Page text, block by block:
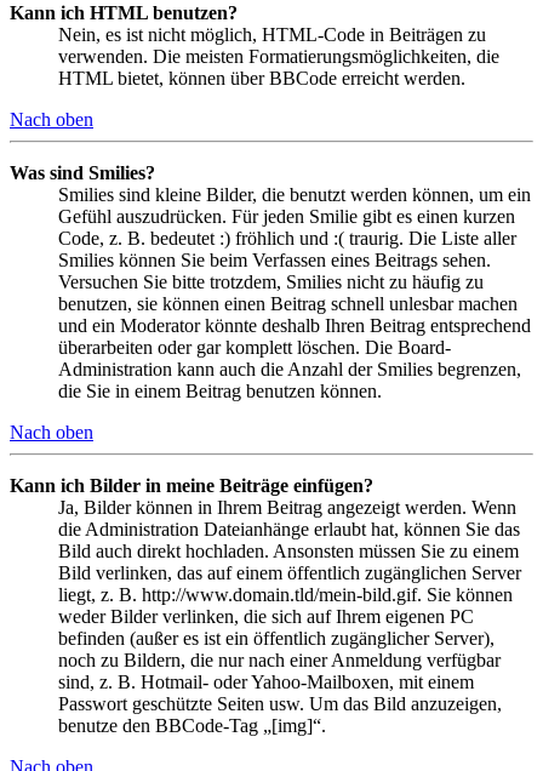
Kann ich HTML benutzen?
Nein, es ist nicht möglich, HTML-Code in Beiträgen zu
verwenden. Die meisten Formatierungsmöglichkeiten, die
HTML bietet, können über BBCode erreicht werden.
Nach oben
Was sind Smilies?
Smilies sind kleine Bilder, die benutzt werden können, um ein
Gefühl auszudrücken. Für jeden Smilie gibt es einen kurzen
Code, z. B. bedeutet :) fröhlich und :( traurig. Die Liste aller
Smilies können Sie beim Verfassen eines Beitrags sehen.
Versuchen Sie bitte trotzdem, Smilies nicht zu häufig zu
benutzen, sie können einen Beitrag schnell unlesbar machen
und ein Moderator könnte deshalb Ihren Beitrag entsprechend
überarbeiten oder gar komplett löschen. Die Board-
Administration kann auch die Anzahl der Smilies begrenzen,
die Sie in einem Beitrag benutzen können.
Nach oben
Kann ich Bilder in meine Beiträge einfügen?
Ja, Bilder können in Ihrem Beitrag angezeigt werden. Wenn
die Administration Dateianhänge erlaubt hat, können Sie das
Bild auch direkt hochladen. Ansonsten müssen Sie zu einem
Bild verlinken, das auf einem öffentlich zugänglichen Server
liegt, z. B. http://www.domain.tld/mein-bild.gif. Sie können
weder Bilder verlinken, die sich auf Ihrem eigenen PC
befinden (außer es ist ein öffentlich zugänglicher Server),
noch zu Bildern, die nur nach einer Anmeldung verfügbar
sind, z. B. Hotmail- oder Yahoo-Mailboxen, mit einem
Passwort geschützte Seiten usw. Um das Bild anzuzeigen,
benutze den BBCode-Tag „[img]“.
Nach oben